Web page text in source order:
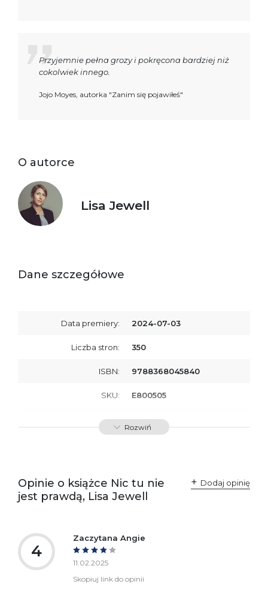
Przyjemnie pełna grozy i pokręcona bardziej niż
cokolwiek innego.
Jojo Moyes, autorka "Zanim się pojawiłeś"
O autorce
Lisa Jewell
Dane szczegółowe
Data premiery: 2024-07-03
Liczba stron: 350
ISBN: 9788368045840
SKU: E800505
Producent / Osoby
odpowiedzialne za
Wydawnictwo Poznańskie
Sp. z o.o.
+48 61 623 38 38
Ostrzeżenia oraz
Załącznik PDF
Rozwiń
Opinie o książce Nic tu nie
jest prawdą, Lisa Jewell
Dodaj opinię
4
Zaczytana Angie
11.02.2025
Skopiuj link do opinii